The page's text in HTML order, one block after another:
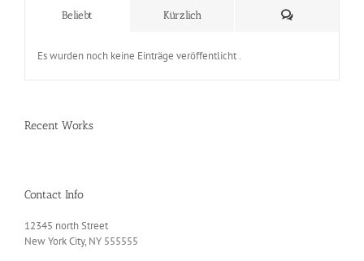
Beliebt Kürzlich Kommentare
Es wurden noch keine Einträge veröffentlicht .
Recent Works
Contact Info
12345 north Street
New York City, NY 555555